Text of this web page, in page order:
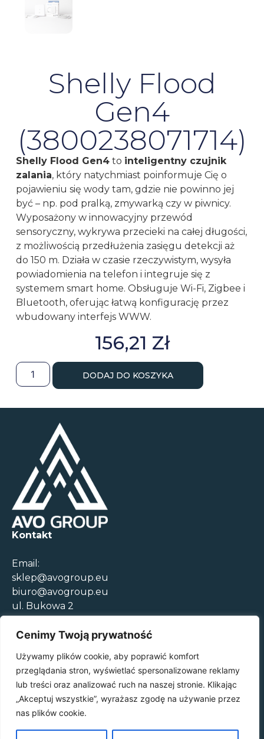
Cenimy Twoją prywatność
Używamy plików cookie, aby poprawić komfort
przeglądania stron, wyświetlać spersonalizowane reklamy
lub treści oraz analizować ruch na naszej stronie. Klikając
„Akceptuj wszystkie”, wyrażasz zgodę na używanie przez
nas plików cookie.
Shelly Flood
Gen4
(3800238071714)
Shelly Flood Gen4to inteligentny czujnik
zalania, który natychmiast poinformuje Cię o
pojawieniu się wody tam, gdzie nie powinno jej
być – np. pod pralką, zmywarką czy w piwnicy.
Wyposażony w innowacyjny przewód
sensoryczny, wykrywa przecieki na całej długości,
z możliwością przedłużenia zasięgu detekcji aż
do 150 m. Działa w czasie rzeczywistym, wysyła
powiadomienia na telefon i integruje się z
systemem smart home. Obsługuje Wi-Fi, Zigbee i
Bluetooth, oferując łatwą konfigurację przez
wbudowany interfejs WWW.
156,21 Zł
DODAJ DO KOSZYKA
Kontakt
Email:
sklep@avogroup.eu
biuro@avogroup.eu
ul. Bukowa 2
+48 22 308 00 52
Godziny otwarcia
Pon.-Czw. 08:30-17:00
Pt. 09:00-15:00
Regulamin sklepu